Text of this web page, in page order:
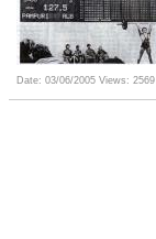
Date: 03/06/2005 Views: 2569